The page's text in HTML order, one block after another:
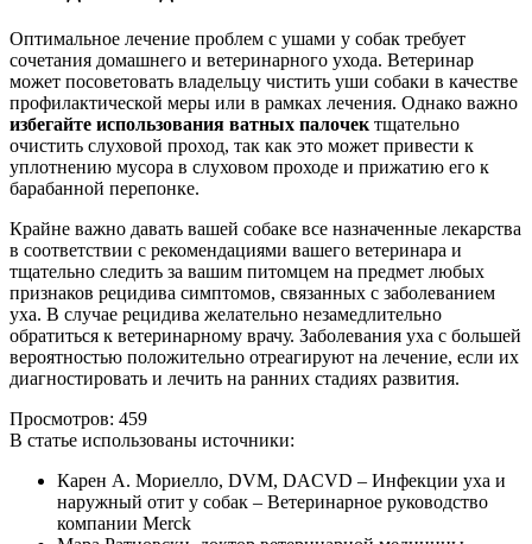
Оптимальное лечение проблем с ушами у собак требует
сочетания домашнего и ветеринарного ухода. Ветеринар
может посоветовать владельцу чистить уши собаки в качестве
профилактической меры или в рамках лечения. Однако важно
избегайте использования ватных палочек тщательно
очистить слуховой проход, так как это может привести к
уплотнению мусора в слуховом проходе и прижатию его к
барабанной перепонке.
Крайне важно давать вашей собаке все назначенные лекарства
в соответствии с рекомендациями вашего ветеринара и
тщательно следить за вашим питомцем на предмет любых
признаков рецидива симптомов, связанных с заболеванием
уха. В случае рецидива желательно незамедлительно
обратиться к ветеринарному врачу. Заболевания уха с большей
вероятностью положительно отреагируют на лечение, если их
диагностировать и лечить на ранних стадиях развития.
Просмотров: 459
В статье использованы источники:
Карен А. Мориелло, DVM, DACVD – Инфекции уха и
наружный отит у собак – Ветеринарное руководство
компании Merck